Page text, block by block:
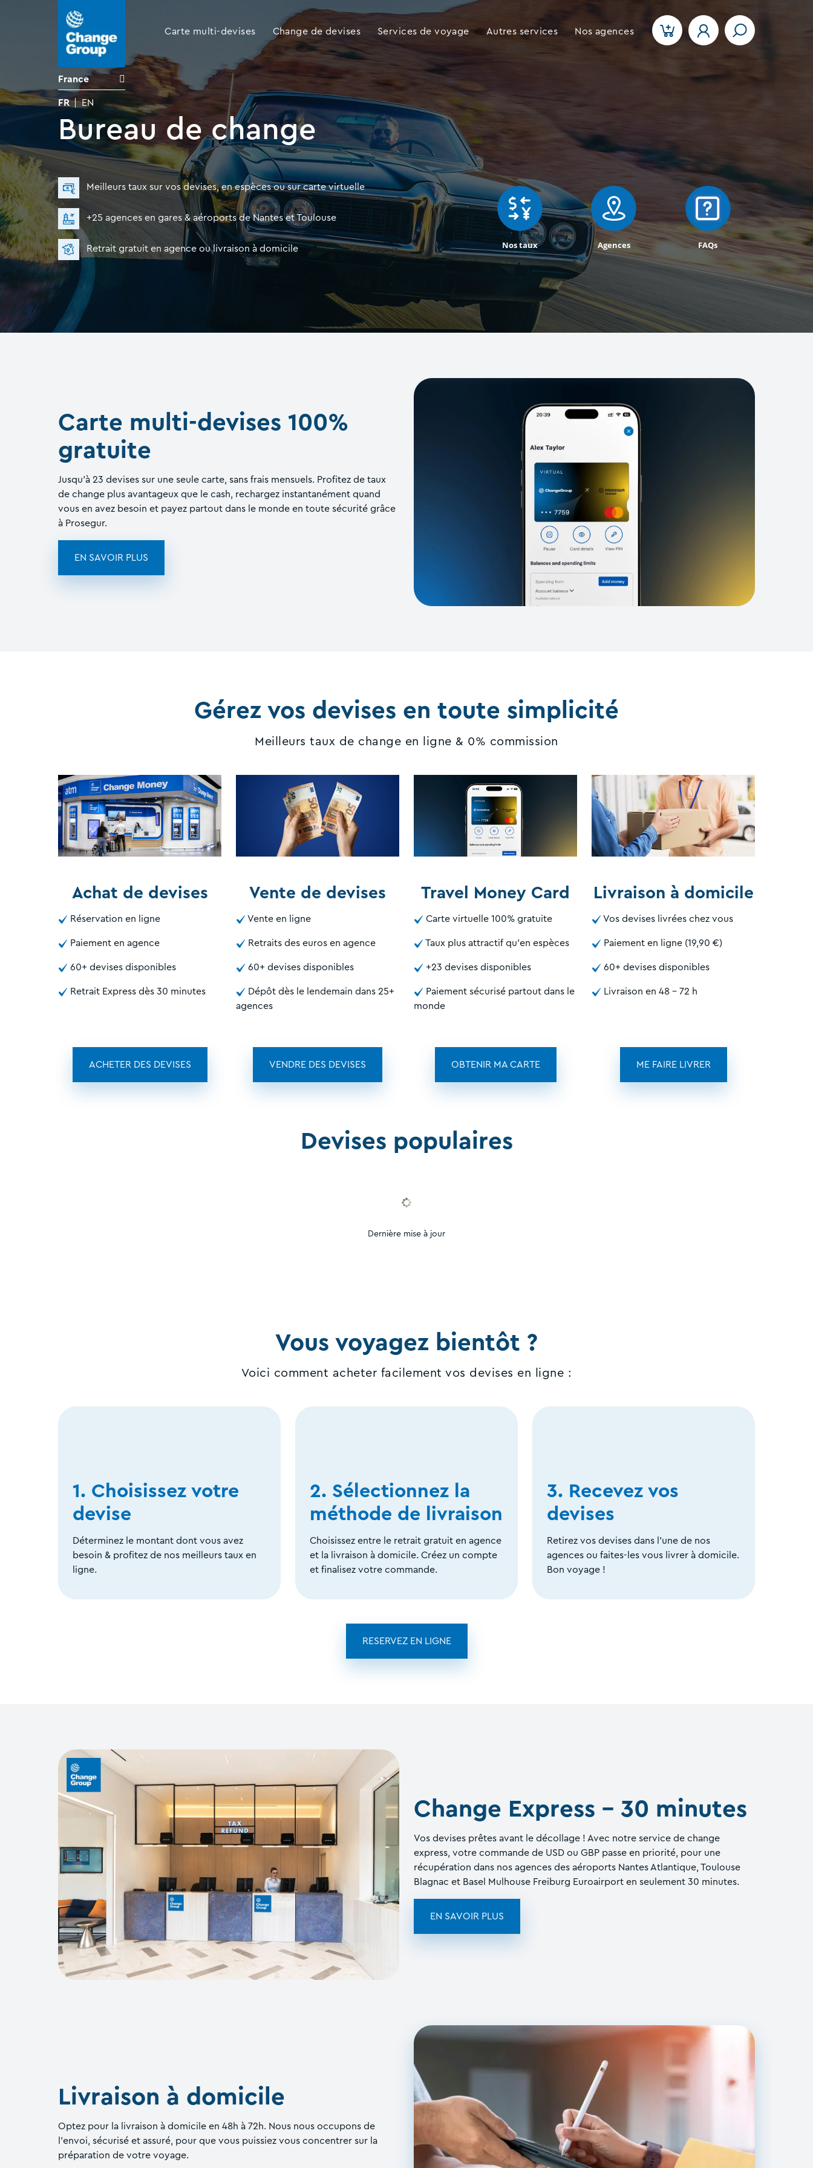
France
FR EN
Carte multi-devises Change de devises Services de voyage Autres services Nos agences
Bureau de change
Meilleurs taux sur vos devises, en espèces ou sur carte virtuelle
+25 agences en gares & aéroports de Nantes et Toulouse
Retrait gratuit en agence ou livraison à domicile Nos taux Agences FAQs
Carte multi-devises 100%
gratuite
Jusqu’à 23 devises sur une seule carte, sans frais mensuels. Profitez de taux
de change plus avantageux que le cash, rechargez instantanément quand
vous en avez besoin et payez partout dans le monde en toute sécurité grâce
à Prosegur.
EN SAVOIR PLUS
Gérez vos devises en toute simplicité
Meilleurs taux de change en ligne & 0% commission
Achat de devises
Réservation en ligne
Paiement en agence
60+ devises disponibles
Retrait Express dès 30 minutes
Vente de devises
Vente en ligne
Retraits des euros en agence
60+ devises disponibles
Dépôt dès le lendemain dans 25+
agences
Travel Money Card
Carte virtuelle 100% gratuite
Taux plus attractif qu'en espèces
+23 devises disponibles
Paiement sécurisé partout dans le
monde
Livraison à domicile
Vos devises livrées chez vous
Paiement en ligne (19,90 €)
60+ devises disponibles
Livraison en 48 - 72 h
ACHETER DES DEVISES VENDRE DES DEVISES OBTENIR MA CARTE ME FAIRE LIVRER
Devises populaires
Dernière mise à jour
Vous voyagez bientôt ?
Voici comment acheter facilement vos devises en ligne :
1. Choisissez votre
devise
Déterminez le montant dont vous avez
besoin & profitez de nos meilleurs taux en
ligne.
2. Sélectionnez la
méthode de livraison
Choisissez entre le retrait gratuit en agence
et la livraison à domicile. Créez un compte
et finalisez votre commande.
3. Recevez vos
devises
Retirez vos devises dans l'une de nos
agences ou faites-les vous livrer à domicile.
Bon voyage !
RESERVEZ EN LIGNE
Change Express - 30 minutes
Vos devises prêtes avant le décollage ! Avec notre service de change
express, votre commande de USD ou GBP passe en priorité, pour une
récupération dans nos agences des aéroports Nantes Atlantique, Toulouse
Blagnac et Basel Mulhouse Freiburg Euroairport en seulement 30 minutes.
EN SAVOIR PLUS
Livraison à domicile
Optez pour la livraison à domicile en 48h à 72h. Nous nous occupons de
l’envoi, sécurisé et assuré, pour que vous puissiez vous concentrer sur la
préparation de votre voyage.